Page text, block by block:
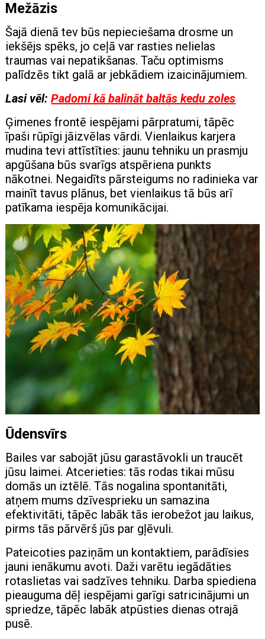
Mežāzis
Šajā dienā tev būs nepieciešama drosme un
iekšējs spēks, jo ceļā var rasties nelielas
traumas vai nepatikšanas. Taču optimisms
palīdzēs tikt galā ar jebkādiem izaicinājumiem.
Lasi vēl:Padomi kā balināt baltās kedu zoles
Ģimenes frontē iespējami pārpratumi, tāpēc
īpaši rūpīgi jāizvēlas vārdi. Vienlaikus karjera
mudina tevi attīstīties: jaunu tehniku ​​un prasmju
apgūšana būs svarīgs atspēriena punkts
nākotnei. Negaidīts pārsteigums no radinieka var
mainīt tavus plānus, bet vienlaikus tā būs arī
patīkama iespēja komunikācijai.
Ūdensvīrs
Bailes var sabojāt jūsu garastāvokli un traucēt
jūsu laimei. Atcerieties: tās rodas tikai mūsu
domās un iztēlē. Tās nogalina spontanitāti,
atņem mums dzīvesprieku un samazina
efektivitāti, tāpēc labāk tās ierobežot jau laikus,
pirms tās pārvērš jūs par gļēvuli.
Pateicoties paziņām un kontaktiem, parādīsies
jauni ienākumu avoti. Daži varētu iegādāties
rotaslietas vai sadzīves tehniku. Darba spiediena
pieauguma dēļ iespējami garīgi satricinājumi un
spriedze, tāpēc labāk atpūsties dienas otrajā
pusē.